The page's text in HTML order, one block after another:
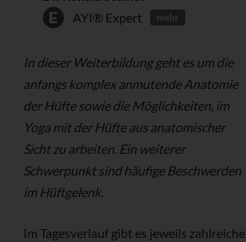
AYI® Expert
mehr
In dieser Weiterbildung geht es um die
anfangs komplex anmutende Anatomie
der Hüfte sowie die Möglichkeiten, im
Yoga mit der Hüfte aus anatomischer
Sicht zu arbeiten. Ein weiterer
Schwerpunkt sind häufige Beschwerden
im Hüftgelenk.
Im Tagesverlauf gibt es jeweils zahlreiche